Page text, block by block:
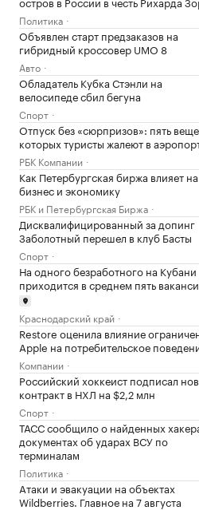
Политика
Объявлен старт предзаказов на
гибридный кроссовер UMO 8
Авто
Обладатель Кубка Стэнли на
велосипеде сбил бегуна
Спорт
Отпуск без «сюрпризов»: пять
которых туристы жалеют в
РБК Компании
Как Петербургская биржа влияет на
бизнес и экономику
РБК и Петербургская Биржа
Дисквалифицированный за допинг
Заболотный перешел в клуб Басты
Спорт
На одного безработного на Кубани
приходится в среднем пять
Краснодарский край
Restore оценила влияние
Apple на потребительское
Компании
Российский хоккеист подписал
контракт в НХЛ на $2,2 млн
Спорт
ТАСС сообщило о найденных
документах об ударах ВСУ по
терминалам
Политика
Атаки и эвакуации на объектах
Wildberries. Главное на 7 августа